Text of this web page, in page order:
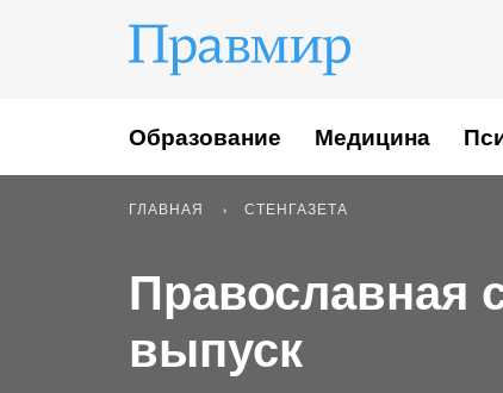
Образование Медицина
ГЛАВНАЯ СТЕНГАЗЕТА
Православная
выпуск